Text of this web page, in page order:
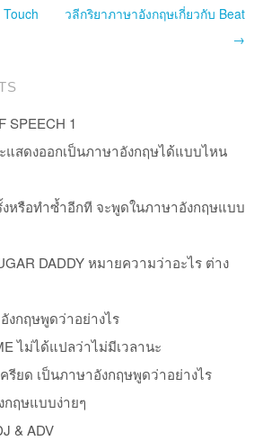
วลีกริยาภาษาอังกฤษเกี่ยวกับ Beat
→
SPEECH 1
แสดงออกเป็นภาษาอังกฤษได้แบบไหน
หรือทำซ้ำอีกที จะพูดในภาษาอังกฤษแบบ
DADDY หมายความว่าอะไร ต่าง
งกฤษพูดว่าอย่างไร
ไม่ได้แปลว่าไม่มีเวลานะ
รียด เป็นภาษาอังกฤษพูดว่าอย่างไร
ฤษแบบง่ายๆ
& ADV